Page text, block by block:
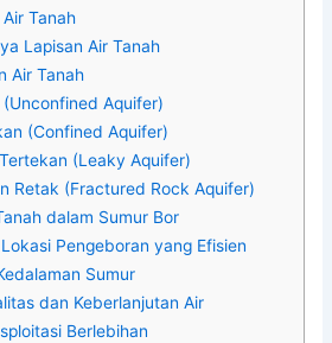
Tanah
Lapisan Air Tanah
Air Tanah
Aquifer)
(Confined Aquifer)
(Leaky Aquifer)
Retak (Fractured Rock Aquifer)
dalam Sumur Bor
Pengeboran yang Efisien
Sumur
dan Keberlanjutan Air
Berlebihan